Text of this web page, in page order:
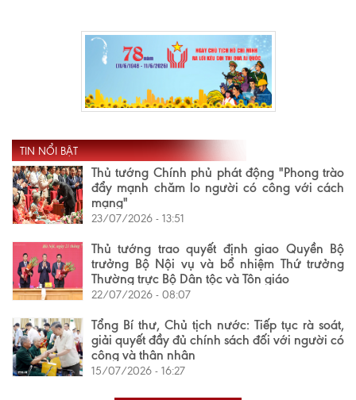
TIN NỔI BẬT
Thủ tướng Chính phủ phát động "Phong trào
đẩy mạnh chăm lo người có công với cách
mạng"
23/07/2026 - 13:51
Thủ tướng trao quyết định giao Quyền Bộ
trưởng Bộ Nội vụ và bổ nhiệm Thứ trưởng
Thường trực Bộ Dân tộc và Tôn giáo
22/07/2026 - 08:07
Tổng Bí thư, Chủ tịch nước: Tiếp tục rà soát,
giải quyết đầy đủ chính sách đối với người có
công và thân nhân
15/07/2026 - 16:27